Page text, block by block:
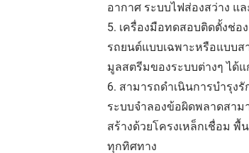
อากาศ ระบบไฟส่องสว่าง แ
5. เครื่องมือทดสอบติดตั้งช่
รถยนต์แบบเฉพาะหรือแบบ
มูลสตรีมของระบบต่างๆ ได้
6. สามารถดำเนินการบำรุง
ระบบจำลองข้อผิดพลาดสา
สร้างด้วยโครงเหล็กเชื่อม
ทุกทิศทาง